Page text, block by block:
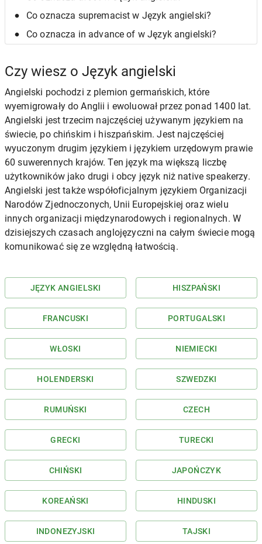
Co oznacza supremacist w Język angielski?
Co oznacza in advance of w Język angielski?
Czy wiesz o Język angielski
Angielski pochodzi z plemion germańskich, które
wyemigrowały do Anglii i ewoluował przez ponad 1400 lat.
Angielski jest trzecim najczęściej używanym językiem na
świecie, po chińskim i hiszpańskim. Jest najczęściej
wyuczonym drugim językiem i językiem urzędowym prawie
60 suwerennych krajów. Ten język ma większą liczbę
użytkowników jako drugi i obcy język niż native speakerzy.
Angielski jest także współoficjalnym językiem Organizacji
Narodów Zjednoczonych, Unii Europejskiej oraz wielu
innych organizacji międzynarodowych i regionalnych. W
dzisiejszych czasach anglojęzyczni na całym świecie mogą
komunikować się ze względną łatwością.
JĘZYK ANGIELSKI HISZPAŃSKI
FRANCUSKI PORTUGALSKI
WŁOSKI NIEMIECKI
HOLENDERSKI SZWEDZKI
RUMUŃSKI CZECH
GRECKI TURECKI
CHIŃSKI JAPOŃCZYK
KOREAŃSKI HINDUSKI
INDONEZYJSKI TAJSKI